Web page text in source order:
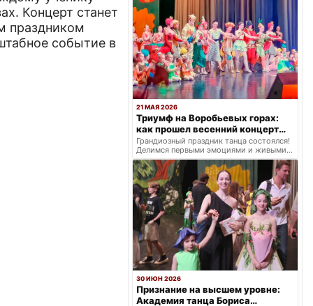
Концерт станет
праздником
событие в
21 МАЯ 2026
Триумф на Воробьевых горах:
как прошел весенний концерт
балетной школы «Щелкунчик»
Грандиозный праздник танца состоялся!
Делимся первыми эмоциями и живыми
кадрами с весеннего концерта: два
ярких отделения.
30 ИЮН 2026
Признание на высшем уровне:
Академия танца Бориса